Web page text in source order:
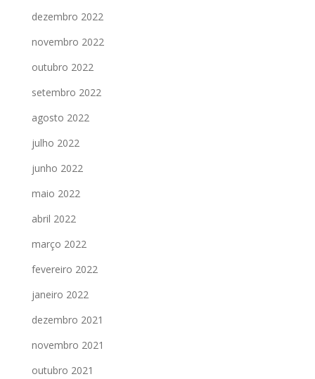
dezembro 2022
novembro 2022
outubro 2022
setembro 2022
agosto 2022
julho 2022
junho 2022
maio 2022
abril 2022
março 2022
fevereiro 2022
janeiro 2022
dezembro 2021
novembro 2021
outubro 2021